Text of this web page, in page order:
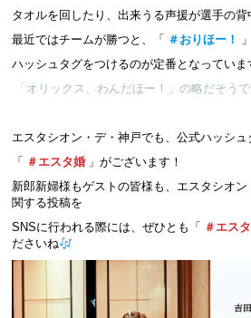
タオルを回したり、出来うる声援が選手の
最近ではチームが勝つと、「
＃おりほー！
ハッシュタグをつけるのが定番となっていま
「オリックス、わんだほー！」の略だそうで
エスタシオン・デ・神戸でも、公式ハッシュ
「
＃エスタ婚 」がございます！
新郎新婦様もゲストの皆様も、エスタシオ
関する投稿を
SNSに行われる際には、ぜひとも「
＃エス
ださいね